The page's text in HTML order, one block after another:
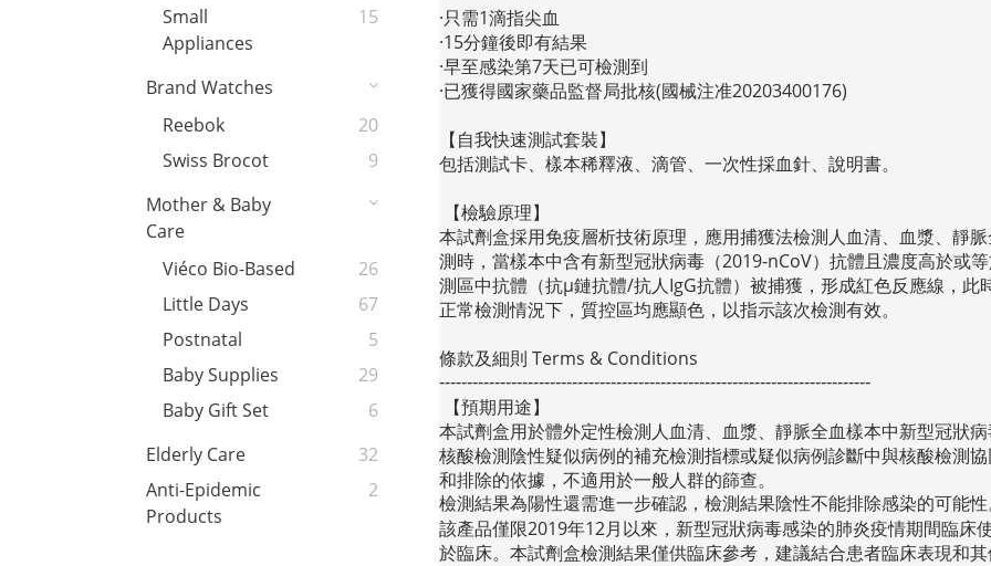
Small
Appliances
15
Brand Watches
Reebok
20
Swiss Brocot
9
Mother & Baby
Care
Viéco Bio-Based
26
Little Days
67
Postnatal
5
Baby Supplies
29
Baby Gift Set
6
Elderly Care
32
Anti-Epidemic
Products
2
·只需1滴指尖血
·15分鐘後即有結果
·早至感染第7天已可檢測到
·已獲得國家藥品監督局批核(國械注准20203400176)
【自我快速測試套裝】
包括測試卡、樣本稀釋液、滴管、一次性採血針、說明書。
【檢驗原理】
本試劑盒採用免疫層析技術原理，應用捕獲法檢測人血清、血漿、靜
測時，當樣本中含有新型冠狀病毒（2019-nCoV）抗體且濃度高於或
測區中抗體（抗μ鏈抗體/抗人IgG抗體）被捕獲，形成紅色反應線，此
正常檢測情況下，質控區均應顯色，以指示該次檢測有效。
條款及細則 Terms & Conditions
------------------------------------------------------------------------------
【預期用途】
本試劑盒用於體外定性檢測人血清、血漿、靜脈全血樣本中新型冠狀
核酸檢測陰性疑似病例的補充檢測指標或疑似病例診斷中與核酸檢測
和排除的依據，不適用於一般人群的篩查。
檢測結果為陽性還需進一步確認，檢測結果陰性不能排除感染的可能性
該產品僅限2019年12月以來，新型冠狀病毒感染的肺炎疫情期間臨床
於臨床。本試劑盒檢測結果僅供臨床參考，建議結合患者臨床表現和